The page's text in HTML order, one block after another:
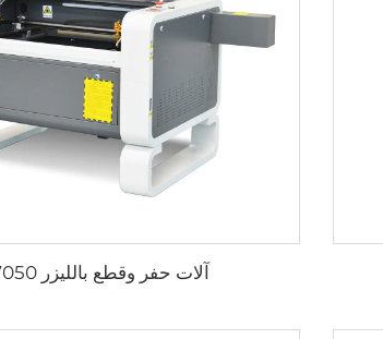
آلات حفر وقطع بالليزر 7050